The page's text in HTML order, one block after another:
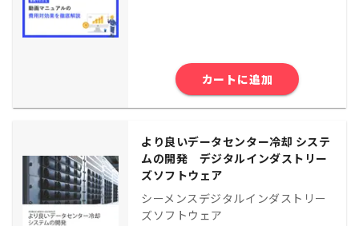
カートに追加
より良いデータセンター冷却 システ
ムの開発 デジタルインダストリー
ズソフトウェア
シーメンスデジタルインダストリー
ズソフトウェア